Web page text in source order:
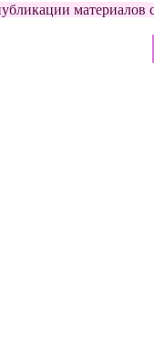
материалов